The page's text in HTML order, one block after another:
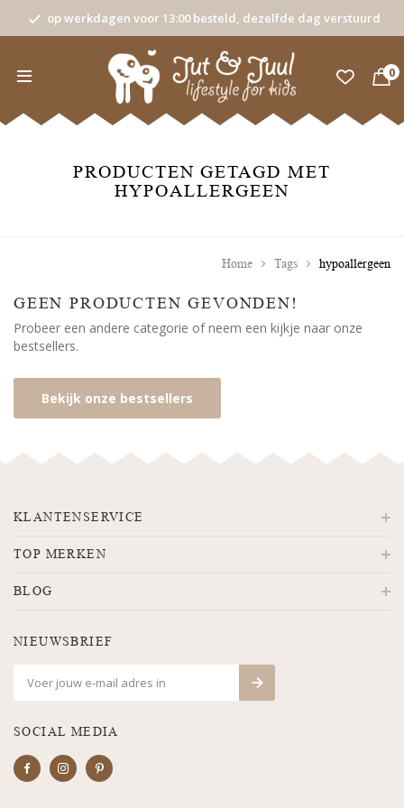
op werkdagen voor 13:00 besteld, dezelfde dag verstuurd
0
PRODUCTEN GETAGD MET
HYPOALLERGEEN
Home Tags hypoallergeen
GEEN PRODUCTEN GEVONDEN!
Probeer een andere categorie of neem een kijkje naar onze
bestsellers.
Bekijk onze bestsellers
KLANTENSERVICE
TOP MERKEN
BLOG
NIEUWSBRIEF
SOCIAL MEDIA